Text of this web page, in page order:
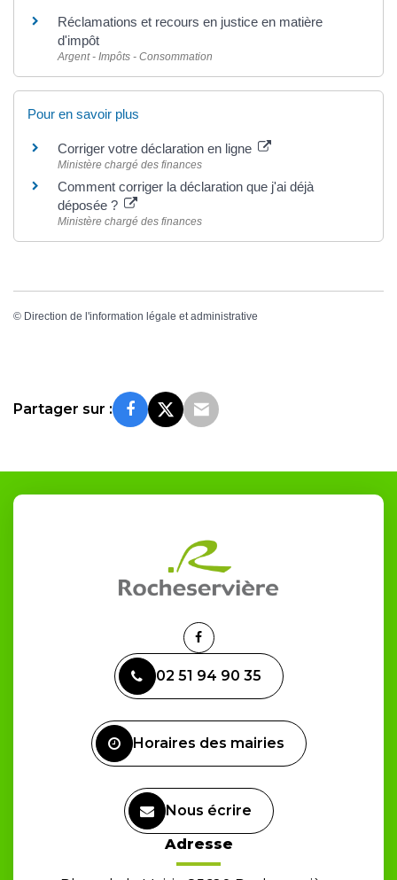
Réclamations et recours en justice en matière
d'impôt
Argent - Impôts - Consommation
Pour en savoir plus
Corriger votre déclaration en ligne
Ministère chargé des finances
Comment corriger la déclaration que j'ai déjà
déposée ?
Ministère chargé des finances
© Direction de l'information légale et administrative
Partager sur :
Lien
le
compte
02 51 94 90 35
Horaires des mairies
Nous écrire
Adresse